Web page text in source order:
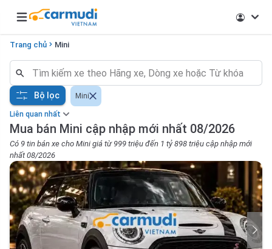
Open main menu
Trang chủ Mini
Liên quan nhất
Mua bán Mini cập nhập mới nhất 08/2026
Có 9 tin bán xe cho Mini giá từ 999 triệu đến 1 tỷ 898 triệu cập nhập mới
nhất 08/2026
Bộ lọc Mini